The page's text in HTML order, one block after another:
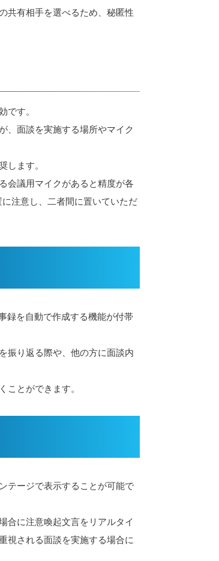
共有相手を選べるため、秘匿性
です。
、面談を実施する場所やマイク
します。
会議用マイクがあると精度が各
注意し、二者間に置いていただ
録を自動で作成する機能が付帯
振り返る際や、他の方に面談内
ことができます。
テージで表示することが可能で
合に注意喚起文言をリアルタイ
視される面談を実施する場合に